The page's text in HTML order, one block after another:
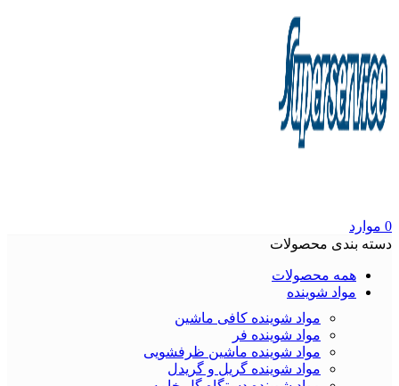
0 موارد
دسته بندی محصولات
همه محصولات
مواد شوینده
مواد شوینده کافی ماشین
مواد شوینده فر
مواد شوینده ماشین ظرفشویی
مواد شوینده گریل و گریدل